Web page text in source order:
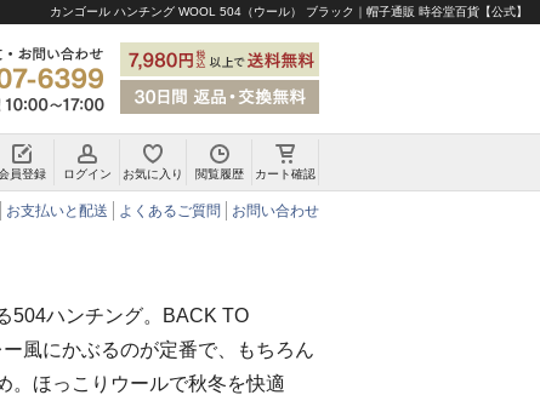
カンゴール ハンチング WOOL 504（ウール） ブラック｜帽子通販 時谷堂百貨【公式】
員登録 ログイン お気に入り 閲覧履歴 カート確認
お支払いと配送 よくあるご質問 お問い合わせ
504ハンチング。BACK TO
風にかぶるのが定番で、もちろん
。ほっこりウールで秋冬を快適